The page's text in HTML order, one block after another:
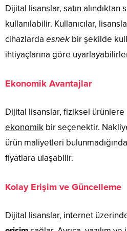
Dijital lisanslar, satın alındıktan
kullanılabilir. Kullanıcılar,
cihazlarda esnek bir şekilde
ihtiyaçlarına göre
Ekonomik Avantajlar
Dijital lisanslar, fiziksel ürünlere
ekonomik bir seçenektir.
ürün maliyetleri
fiyatlara ulaşabilir.
Kolay Erişim ve Güncelleme
Dijital lisanslar, internet